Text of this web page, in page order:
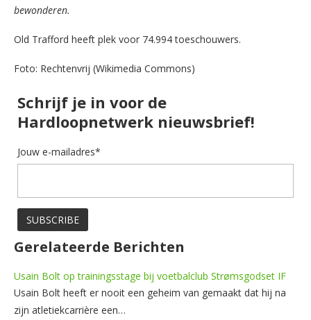
bewonderen.
Old Trafford heeft plek voor 74.994 toeschouwers.
Foto: Rechtenvrij (Wikimedia Commons)
Schrijf je in voor de
Hardloopnetwerk nieuwsbrief!
Jouw e-mailadres*
Gerelateerde Berichten
Usain Bolt op trainingsstage bij voetbalclub Strømsgodset IF
Usain Bolt heeft er nooit een geheim van gemaakt dat hij na
zijn atletiekcarrière een…